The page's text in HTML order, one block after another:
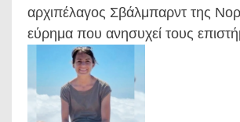
αρχιπέλαγος Σβάλμπαρντ της
εύρημα που ανησυχεί τους